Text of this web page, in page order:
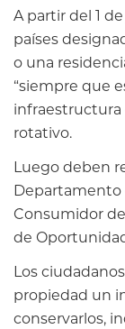
A partir del 1
países
o una
“siempre que
infraestructura
rotativo.
Luego deben
Departamento
Consumidor
de
Los
propiedad un
conservarlos,